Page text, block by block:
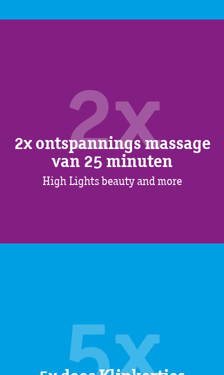
2x
2x ontspannings massage
van 25 minuten
High Lights beauty and more
5x